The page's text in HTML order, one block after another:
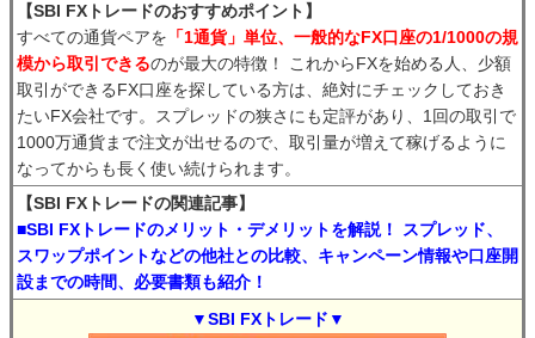
【SBI FXトレードのおすすめポイント】
すべての通貨ペアを 「1通貨」単位、一般的なFX口座の1/1000の規
模から取引できるのが最大の特徴！ これからFXを始める人、少額
取引ができるFX口座を探している方は、絶対にチェックしておき
たいFX会社です。スプレッドの狭さにも定評があり、1回の取引で
1000万通貨まで注文が出せるので、取引量が増えて稼げるように
なってからも長く使い続けられます。
【SBI FXトレードの関連記事】
■SBI FXトレードのメリット・デメリットを解説！ スプレッド、
スワップポイントなどの他社との比較、キャンペーン情報や口座開
設までの時間、必要書類も紹介！
▼SBI FXトレード▼